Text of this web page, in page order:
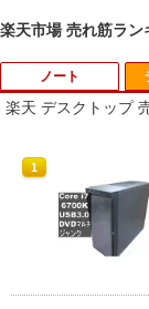
楽天市場 売れ筋ラン
ノート
1
楽天 デスクトップ
1